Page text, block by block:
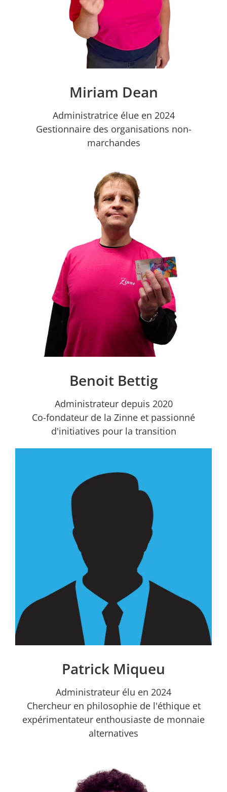
Miriam Dean
Administratrice élue en 2024
Gestionnaire des organisations non-
marchandes
Benoit Bettig
Administrateur depuis 2020
Co-fondateur de la Zinne et passionné
d'initiatives pour la transition
Patrick Miqueu
Administrateur élu en 2024
Chercheur en philosophie de l'éthique et
expérimentateur enthousiaste de monnaie
alternatives